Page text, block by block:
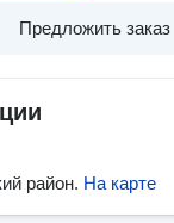
Предложить заказ
район. На карте